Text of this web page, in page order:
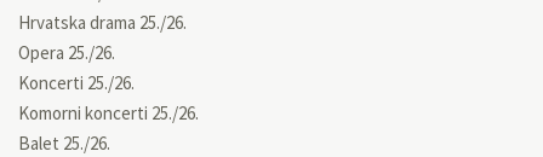
Hrvatska drama 25./26.
Opera 25./26.
Koncerti 25./26.
Komorni koncerti 25./26.
Balet 25./26.